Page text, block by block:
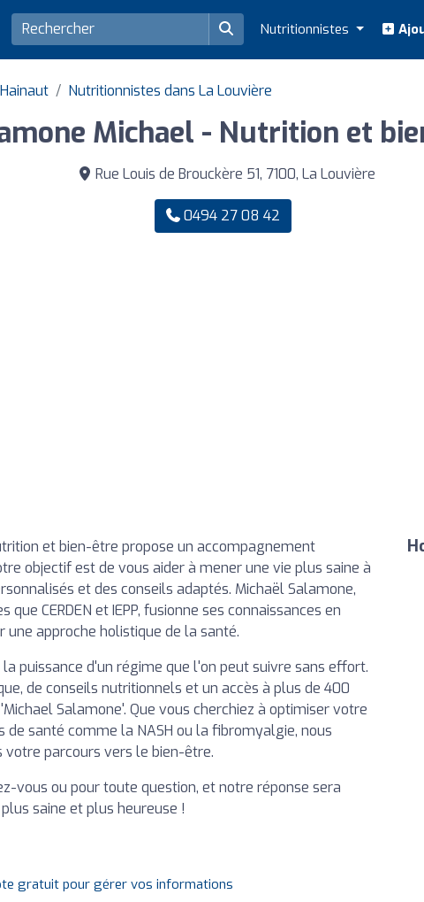
Nutritionnistes
Nutritionnistes dans La Louvière
Michael - Nutrition et
Rue Louis de Brouckère 51, 7100, La Louvière
0494 27 08 42
et bien-être propose un accompagnement
objectif est de vous aider à mener une vie plus saine à
et des conseils adaptés. Michaël Salamone,
CERDEN et IEPP, fusionne ses connaissances en
approche holistique de la santé.
puissance d'un régime que l'on peut suivre sans effort.
de conseils nutritionnels et un accès à plus de 400
Salamone'. Que vous cherchiez à optimiser votre
de santé comme la NASH ou la fibromyalgie, nous
parcours vers le bien-être.
vous ou pour toute question, et notre réponse sera
saine et plus heureuse !
gratuit pour gérer vos informations